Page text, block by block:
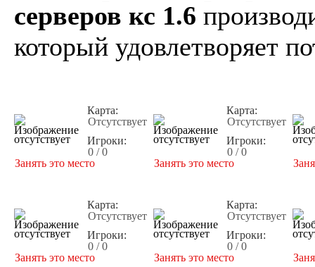
серверов кс 1.6
который удовлетворяет
Карта:
Отсутствует
Игроки:
0 / 0
Занять это место
Карта:
Отсутствует
Игроки:
0 / 0
Занять это место
Карта:
Отсутствует
Игроки:
0 / 0
Занять это место
Карта:
Отсутствует
Игроки:
0 / 0
Занять это место